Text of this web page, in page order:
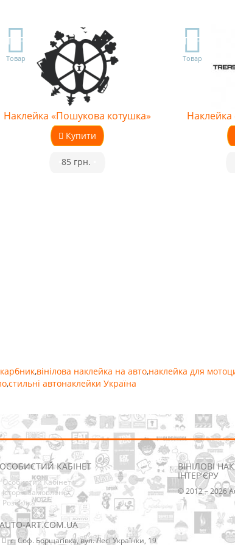
TOP
Товар
Наклейка «Пошукова котушка»
Купити
85 грн.
TOP
Товар
,вінілова наклейка на авто,наклейка для
,стильні автонаклейки Україна
ОСОБИСТИЙ КАБІНЕТ
Особистий Кабінет
Історія замовлень
Розсилка
AUTO-ART.COM.UA
с. Соф. Борщагівка, вул. Лесі Українки, 19
ВІНІЛОВІ
ІНТЕР'ЄРУ
© 2012 – 2026